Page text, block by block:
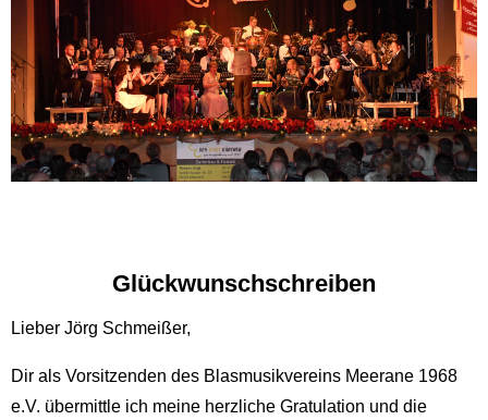
Glückwunschschreiben
Lieber Jörg Schmeißer,
Dir als Vorsitzenden des Blasmusikvereins Meerane 1968
e.V. übermittle ich meine herzliche Gratulation und die